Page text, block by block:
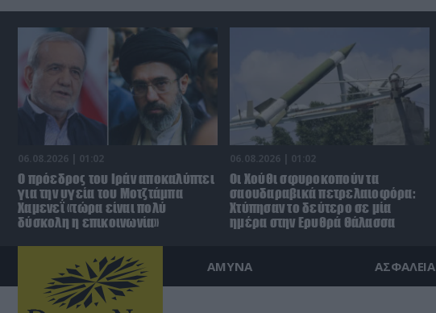
06.08.2026 | 01:02
Ο πρόεδρος του Ιράν αποκαλύπτει
για την υγεία του Μοτζτάμπα
Χαμενεΐ «τώρα είναι πολύ
δύσκολη η επικοινωνία»
06.08.2026 | 01:02
Οι Χούθι σφυροκοπούν τα
σαουδαραβικά πετρελαιοφόρα:
Χτύπησαν το δεύτερο σε μία
ημέρα στην Ερυθρά Θάλασσα
ΑΜΥΝΑ ΑΣΦΑΛΕΙΑ